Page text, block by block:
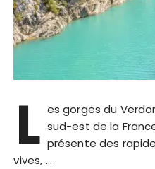
L es gorges du
sud-est de la
présente des
vives, …